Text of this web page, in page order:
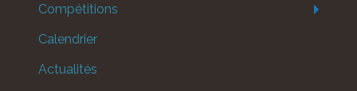
Compétitions
Calendrier
Actualités